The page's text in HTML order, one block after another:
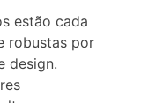
estão cada
robustas por
design.